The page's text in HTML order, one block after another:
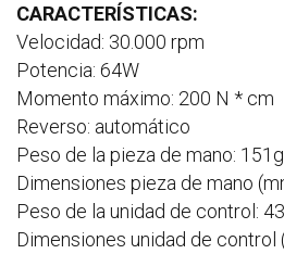
CARACTERÍSTICAS:
Velocidad: 30.000 rpm
Potencia: 64W
Momento máximo: 200 N * cm
Reverso: automático
Peso de la pieza de mano: 151g
Dimensiones pieza de mano
Peso de la unidad de control:
Dimensiones unidad de control